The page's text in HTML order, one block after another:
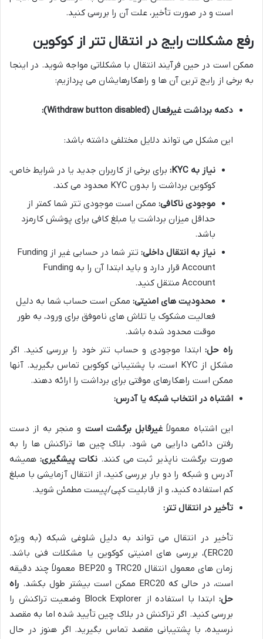
است و در صورت تأخیر، علت آن را بررسی کنید.
رفع مشکلات رایج در انتقال تتر از کوکوین
ممکن است در حین فرآیند انتقال با مشکلاتی مواجه شوید. در اینجا
به برخی از رایج ترین آن ها و راهکارهایشان می پردازیم:
دکمه برداشت غیرفعال (Withdraw button disabled):
این مشکل می تواند دلایل مختلفی داشته باشد:
نیاز به KYC:
برای برخی از کاربران جدید یا در شرایط خاص،
کوکوین برداشت را بدون KYC محدود می کند.
موجودی ناکافی: ممکن است موجودی تتر شما کمتر از
حداقل میزان برداشت یا مبلغ کافی برای پوشش کارمزد
باشد.
نیاز به انتقال داخلی:
تتر شما در حسابی غیر از Funding
Account قرار دارد و باید ابتدا آن را به Funding
Account منتقل کنید.
محدودیت های امنیتی: ممکن است حساب شما به دلیل
فعالیت مشکوک یا تلاش های ناموفق برای ورود، به طور
موقت محدود شده باشد.
راه حل:ابتدا موجودی و حساب تتر خود را بررسی کنید. اگر
مشکل از KYC است، با پشتیبانی کوکوین تماس بگیرید. آنها
ممکن است راهکارهای موقتی برای برداشت را ارائه دهند.
اشتباه در انتخاب شبکه یا آدرس:
این اشتباه معمولاً غیرقابل برگشت است و منجر به از دست
رفتن دائمی دارایی می شود. بلاک چین ها تراکنش ها را به
صورت برگشت ناپذیر ثبت می کنند.نکات پیشگیری: همیشه
آدرس و شبکه را دو بار بررسی کنید، از انتقال آزمایشی با مبلغ
کم استفاده کنید، و از قابلیت کپی/پیست مطمئن شوید.
تأخیر در انتقال تتر:
تأخیر در انتقال می تواند به دلیل شلوغی شبکه (به ویژه
ERC20)، بررسی های امنیتی کوکوین یا مشکلات فنی باشد.
زمان های معمول انتقال TRC20 و BEP20 معمولاً چند دقیقه
است، در حالی که ERC20 ممکن است بیشتر طول بکشد.
راه
حل:
ابتدا با استفاده از Block Explorer وضعیت تراکنش را
بررسی کنید. اگر تراکنش در بلاک چین تأیید شده اما به مقصد
نرسیده، با پشتیبانی مقصد تماس بگیرید. اگر هنوز در حال